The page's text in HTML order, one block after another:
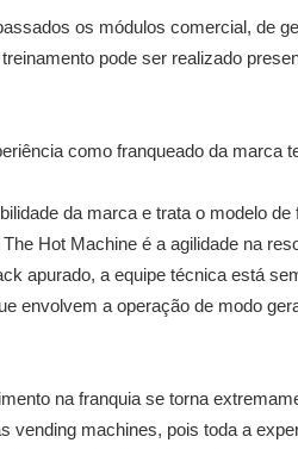
os módulos comercial, de
pode ser realizado
como franqueado da marca
da marca e trata o modelo de
Hot Machine é a agilidade na
apurado, a equipe técnica está
envolvem a operação de modo
na franquia se torna
vending machines, pois toda a